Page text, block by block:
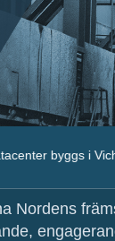
i Vichtis
Nordens